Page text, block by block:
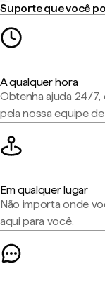
Suporte que você
A qualquer hora
Obtenha ajuda 24/7,
pela nossa equipe
Em qualquer lugar
Não importa onde
aqui para você.